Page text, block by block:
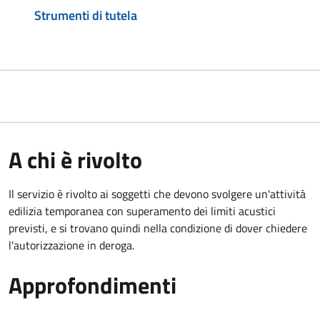
Strumenti di tutela
A chi è rivolto
Il servizio è rivolto ai soggetti che devono svolgere un'attività
edilizia temporanea con superamento dei limiti acustici
previsti, e si trovano quindi nella condizione di dover chiedere
l'autorizzazione in deroga.
Approfondimenti